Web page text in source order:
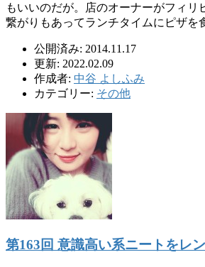
もいいのだが。店のオーナーがフィリ
繋がりもあってランチタイムにピザを
公開済み: 2014.11.17
更新: 2022.02.09
作成者: 中谷 よしふみ
カテゴリー: その他
第163回 意識高い系ニートをレ